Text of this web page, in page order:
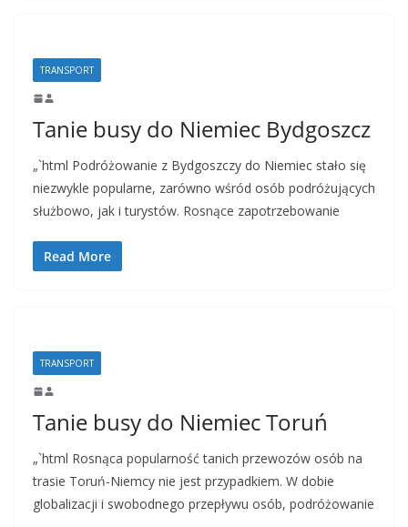
TRANSPORT
Tanie busy do Niemiec Bydgoszcz
„`html Podróżowanie z Bydgoszczy do Niemiec stało się
niezwykle popularne, zarówno wśród osób podróżujących
służbowo, jak i turystów. Rosnące zapotrzebowanie
Read More
TRANSPORT
Tanie busy do Niemiec Toruń
„`html Rosnąca popularność tanich przewozów osób na
trasie Toruń-Niemcy nie jest przypadkiem. W dobie
globalizacji i swobodnego przepływu osób, podróżowanie